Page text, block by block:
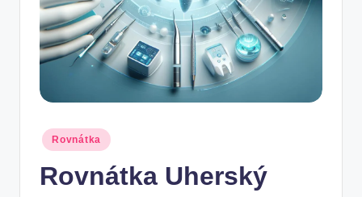
Posted
in
Rovnátka
Rovnátka Uherský